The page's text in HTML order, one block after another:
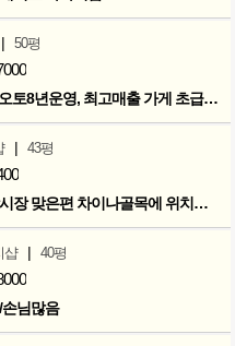
| 50평
강서구 최상급 태국샵 오토8년운영, 최고매출 가게 초급매!!!
| 43평
중국분 환영! 성남중앙시장 맞은편 차이나골목에 위치한 마사지샵
샵 | 40평
님많음